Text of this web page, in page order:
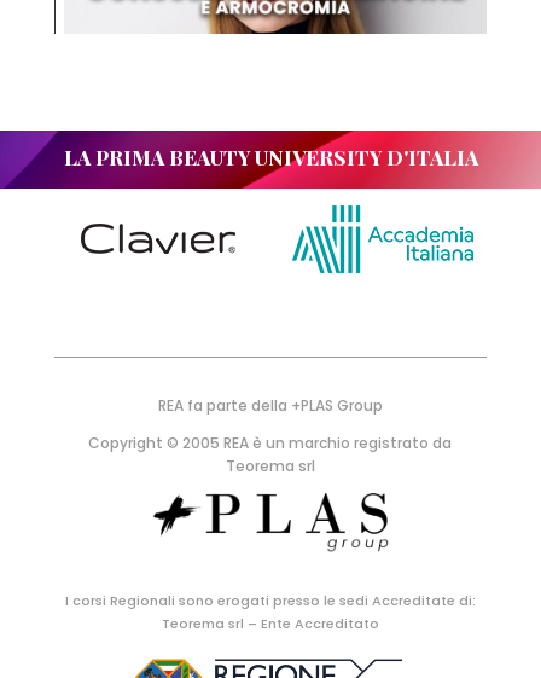
LA PRIMA BEAUTY UNIVERSITY D'ITALIA
REA fa parte della +PLAS Group
Copyright © 2005 REA è un marchio registrato da
Teorema srl
I corsi Regionali sono erogati presso le sedi Accreditate di:
Teorema srl – Ente Accreditato